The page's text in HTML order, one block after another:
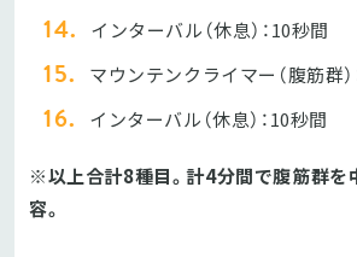
インターバル（休息）：10秒間
マウンテンクライマー（腹筋群）
インターバル（休息）：10秒間
※以上合計8種目。計4分間で腹筋群を
容。